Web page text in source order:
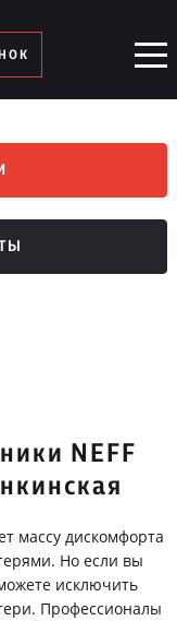
NEFF
массу дискомфорта
Но если вы
исключить
Профессионалы